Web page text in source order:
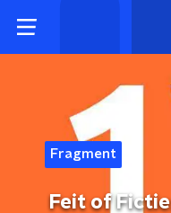
Fragment
Feit of